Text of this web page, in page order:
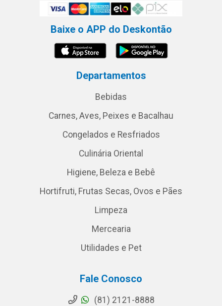
Baixe o APP do Deskontão
Departamentos
Bebidas
Carnes, Aves, Peixes e Bacalhau
Congelados e Resfriados
Culinária Oriental
Higiene, Beleza e Bebê
Hortifruti, Frutas Secas, Ovos e Pães
Limpeza
Mercearia
Utilidades e Pet
Fale Conosco
(81) 2121-8888